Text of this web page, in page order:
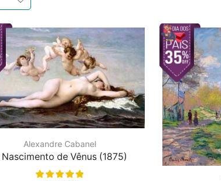
Alexandre Cabanel
Nascimento de Vênus (1875)